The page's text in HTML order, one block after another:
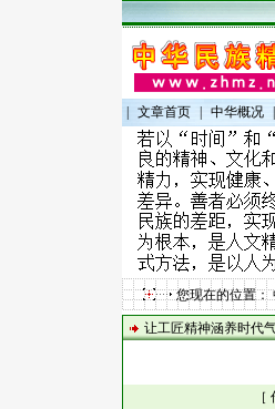
文章首页 中华概况
您现在的位置：
让工匠精神涵养时代